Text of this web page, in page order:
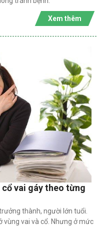
Xem thêm
vai gáy theo từng
thành, người lớn tuổi.
vùng vai và cổ. Nhưng ở mức